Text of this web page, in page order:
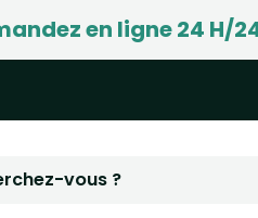
en ligne 24 H/